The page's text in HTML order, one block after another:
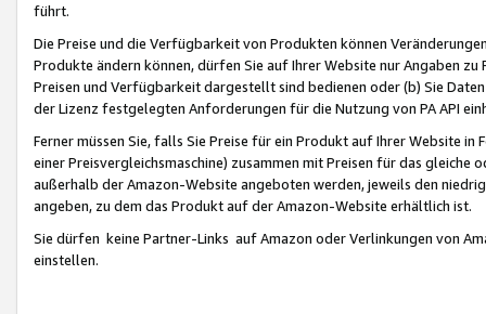
führt.
Die Preise und die Verfügbarkeit von Produkten können
Produkte ändern können, dürfen Sie auf Ihrer Website nur Angaben
Preisen und Verfügbarkeit dargestellt sind bedienen oder (b) Sie
der Lizenz festgelegten Anforderungen für die Nutzung von PA API
Ferner müssen Sie, falls Sie Preise für ein Produkt auf Ihrer Website
einer Preisvergleichsmaschine) zusammen mit Preisen für das
außerhalb der Amazon-Website angeboten werden, jeweils den
angeben, zu dem das Produkt auf der Amazon-Website erhältlich ist.
Sie dürfen keine Partner-Links auf Amazon oder Verlinkungen von
einstellen.